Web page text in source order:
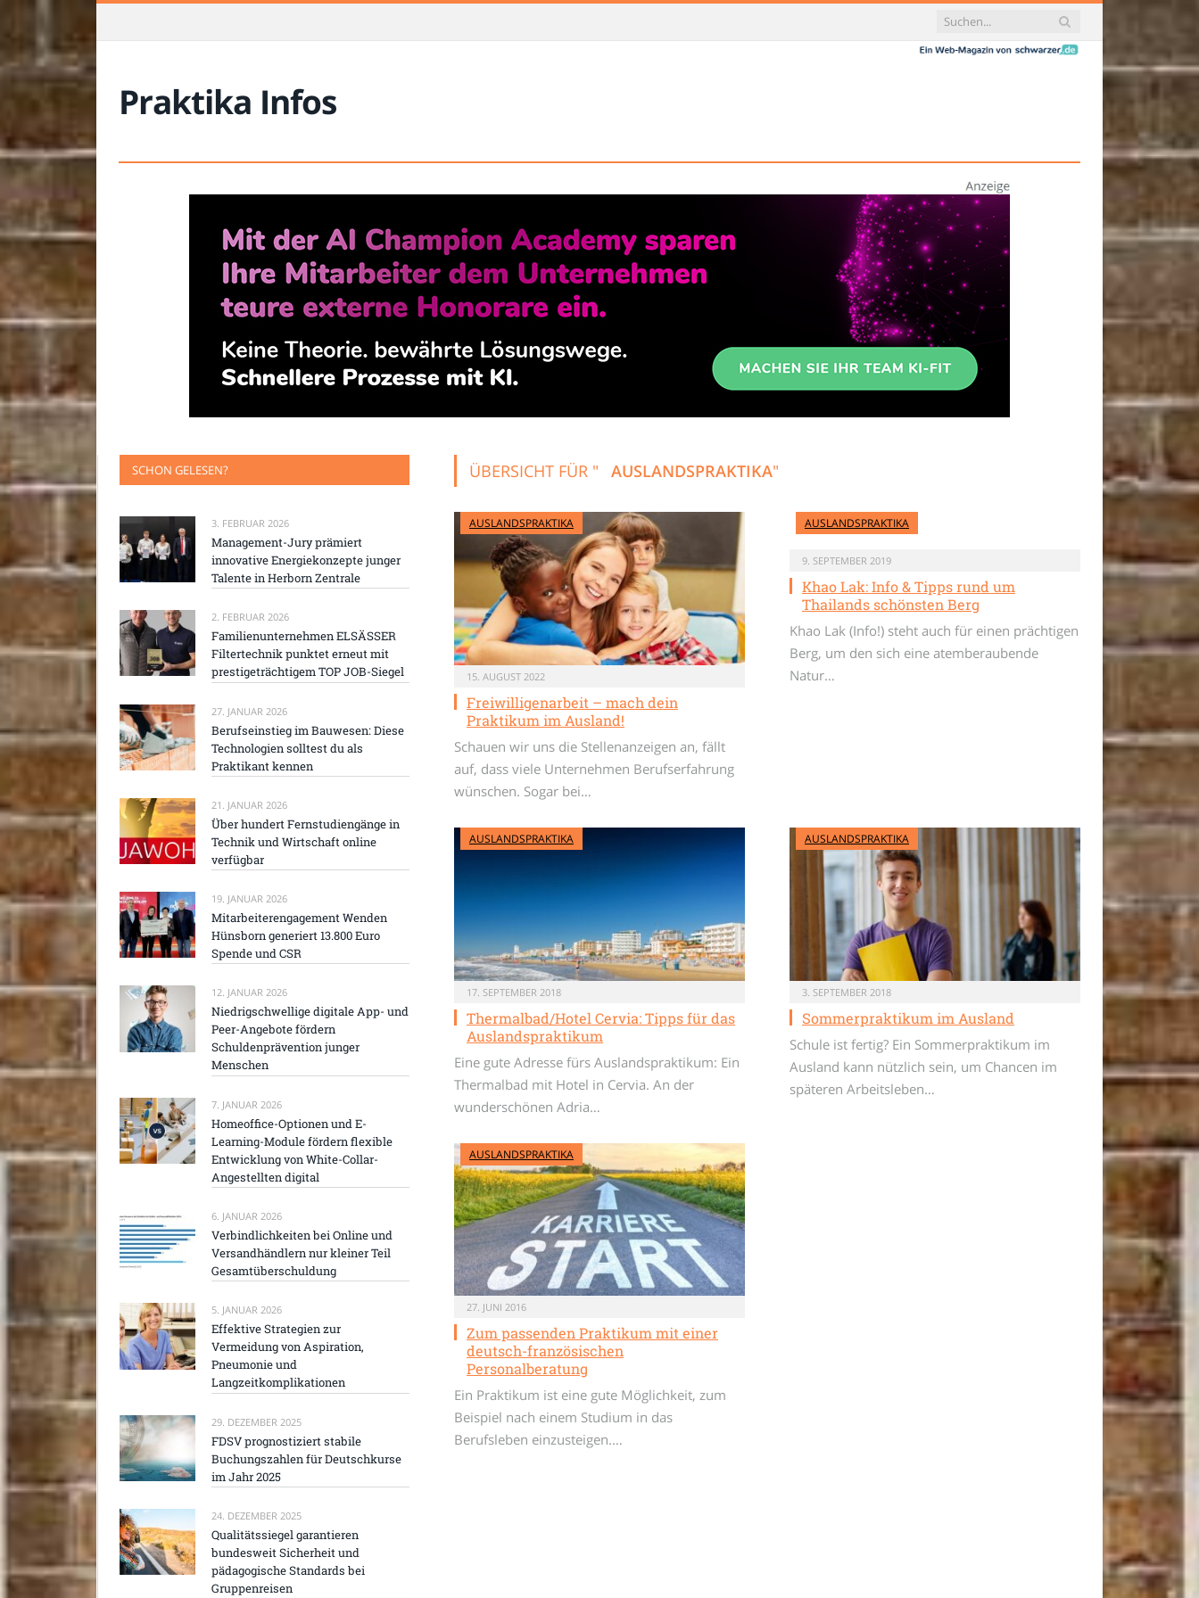
Praktika Infos
ÜBERSICHT FÜR " AUSLANDSPRAKTIKA"
AUSLANDSPRAKTIKA
15. AUGUST 2022
Freiwilligenarbeit – mach dein
Praktikum im Ausland!
Schauen wir uns die Stellenanzeigen an, fällt
auf, dass viele Unternehmen Berufserfahrung
wünschen. Sogar bei…
AUSLANDSPRAKTIKA
9. SEPTEMBER 2019
Khao Lak: Info & Tipps rund um
Thailands schönsten Berg
Khao Lak (Info!) steht auch für einen prächtigen
Berg, um den sich eine atemberaubende
Natur…
AUSLANDSPRAKTIKA
17. SEPTEMBER 2018
Thermalbad/Hotel Cervia: Tipps für das
Auslandspraktikum
Eine gute Adresse fürs Auslandspraktikum: Ein
Thermalbad mit Hotel in Cervia. An der
wunderschönen Adria…
AUSLANDSPRAKTIKA
3. SEPTEMBER 2018
Sommerpraktikum im Ausland
Schule ist fertig? Ein Sommerpraktikum im
Ausland kann nützlich sein, um Chancen im
späteren Arbeitsleben…
AUSLANDSPRAKTIKA
27. JUNI 2016
Zum passenden Praktikum mit einer
deutsch-französischen
Personalberatung
Ein Praktikum ist eine gute Möglichkeit, zum
Beispiel nach einem Studium in das
Berufsleben einzusteigen.…
SCHON GELESEN?
3. FEBRUAR 2026
Management-Jury prämiert
innovative Energiekonzepte junger
Talente in Herborn Zentrale
2. FEBRUAR 2026
Familienunternehmen ELSÄSSER
Filtertechnik punktet erneut mit
prestigeträchtigem TOP JOB-Siegel
27. JANUAR 2026
Berufseinstieg im Bauwesen: Diese
Technologien solltest du als
Praktikant kennen
21. JANUAR 2026
Über hundert Fernstudiengänge in
Technik und Wirtschaft online
verfügbar
19. JANUAR 2026
Mitarbeiterengagement Wenden
Hünsborn generiert 13.800 Euro
Spende und CSR
12. JANUAR 2026
Niedrigschwellige digitale App- und
Peer-Angebote fördern
Schuldenprävention junger
Menschen
7. JANUAR 2026
Homeoffice-Optionen und E-
Learning-Module fördern flexible
Entwicklung von White-Collar-
Angestellten digital
6. JANUAR 2026
Verbindlichkeiten bei Online und
Versandhändlern nur kleiner Teil
Gesamtüberschuldung
5. JANUAR 2026
Effektive Strategien zur
Vermeidung von Aspiration,
Pneumonie und
Langzeitkomplikationen
29. DEZEMBER 2025
FDSV prognostiziert stabile
Buchungszahlen für Deutschkurse
im Jahr 2025
24. DEZEMBER 2025
Qualitätssiegel garantieren
bundesweit Sicherheit und
pädagogische Standards bei
Gruppenreisen